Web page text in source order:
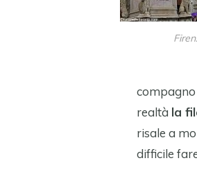
compagno
realtà la
risale a
difficile